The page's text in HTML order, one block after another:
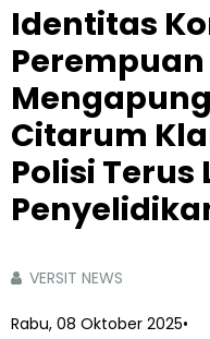
Identitas
Citarum
Polisi Terus
VERSIT NEWS
Rabu, 08 Oktober 2025•